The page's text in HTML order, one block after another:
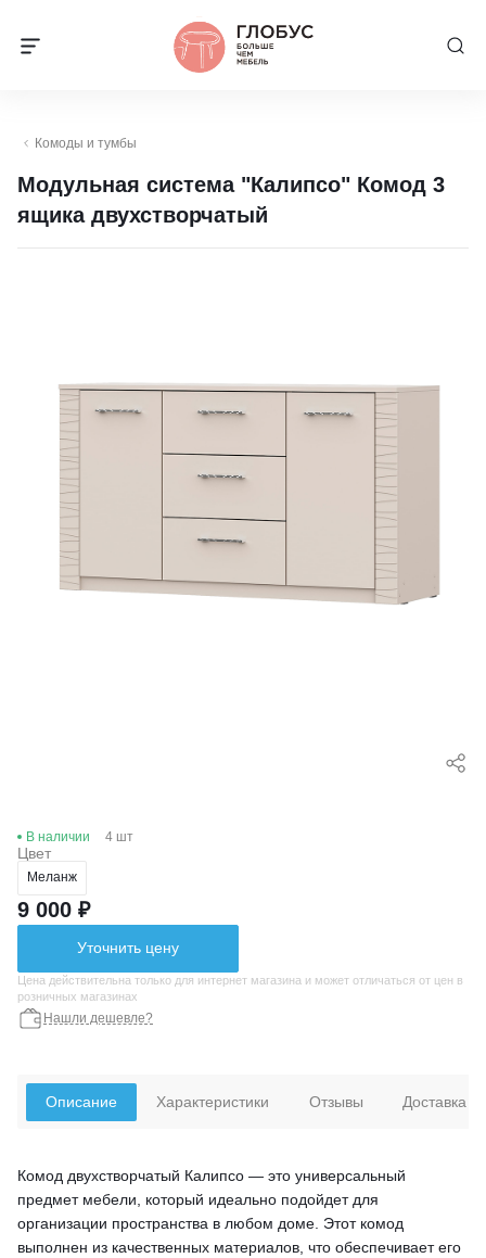
Комоды и тумбы
Модульная система "Калипсо" Комод 3
ящика двухстворчатый
В наличии 4 шт
Цвет
Меланж
9 000 ₽
Уточнить цену
Цена действительна только для интернет магазина и может отличаться от цен в
розничных магазинах
Нашли дешевле?
Описание
Комод двухстворчатый Калипсо — это универсальный
предмет мебели, который идеально подойдет для
организации пространства в любом доме. Этот комод
выполнен из качественных материалов, что обеспечивает его
Характеристики Отзывы Доставка